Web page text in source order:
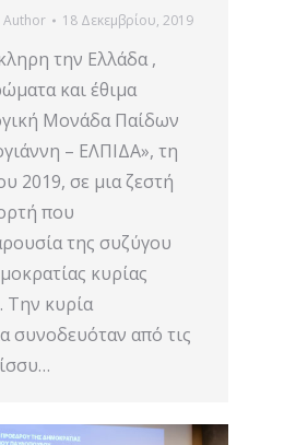
Author 18 Δεκεμβρίου, 2019
την Ελλάδα ,
και έθιμα
Μονάδα Παίδων
– ΕΛΠΙΔΑ», τη
2019, σε μια ζεστή
που
της συζύγου
κυρίας
Την κυρία
συνοδευόταν από τις